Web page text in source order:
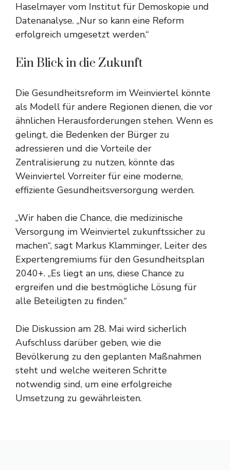
Haselmayer vom Institut für Demoskopie und
Datenanalyse. „Nur so kann eine Reform
erfolgreich umgesetzt werden.“
Ein Blick in die Zukunft
Die Gesundheitsreform im Weinviertel könnte
als Modell für andere Regionen dienen, die vor
ähnlichen Herausforderungen stehen. Wenn es
gelingt, die Bedenken der Bürger zu
adressieren und die Vorteile der
Zentralisierung zu nutzen, könnte das
Weinviertel Vorreiter für eine moderne,
effiziente Gesundheitsversorgung werden.
„Wir haben die Chance, die medizinische
Versorgung im Weinviertel zukunftssicher zu
machen“, sagt Markus Klamminger, Leiter des
Expertengremiums für den Gesundheitsplan
2040+. „Es liegt an uns, diese Chance zu
ergreifen und die bestmögliche Lösung für
alle Beteiligten zu finden.“
Die Diskussion am 28. Mai wird sicherlich
Aufschluss darüber geben, wie die
Bevölkerung zu den geplanten Maßnahmen
steht und welche weiteren Schritte
notwendig sind, um eine erfolgreiche
Umsetzung zu gewährleisten.